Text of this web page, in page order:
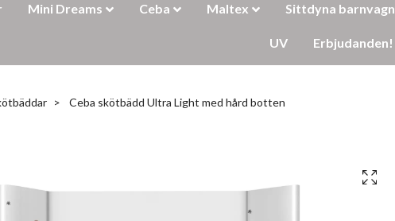
Mini Dreams Ceba Maltex Sittdyna barnvagn
UV Erbjudanden!
Ceba skötbädd Ultra Light med hård botten